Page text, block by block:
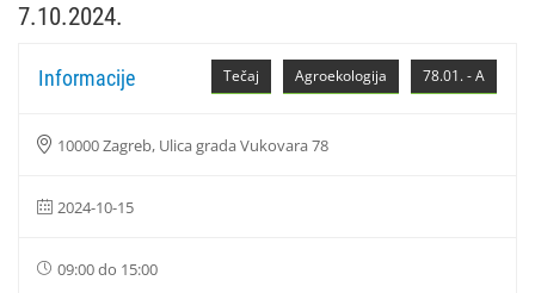
7.10.2024.
78.01. - A
Agroekologija
Tečaj
Informacije
10000 Zagreb, Ulica grada Vukovara 78
2024-10-15
09:00 do 15:00